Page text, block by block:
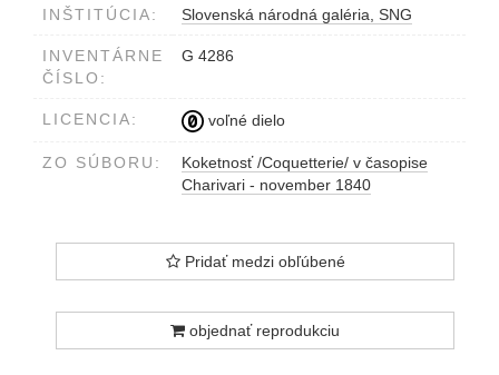
INŠTITÚCIA: Slovenská národná galéria, SNG
INVENTÁRNE
ČÍSLO:
G 4286
LICENCIA: voľné dielo
ZO SÚBORU:
Koketnosť /Coquetterie/ v časopise
Charivari - november 1840
Pridať medzi obľúbené
objednať reprodukciu